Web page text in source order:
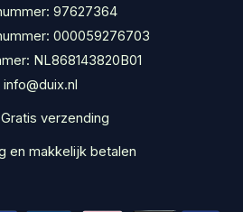
97627364
000059276703
NL868143820B01
info@duix.nl
Gratis verzending
en makkelijk betalen